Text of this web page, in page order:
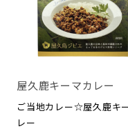
屋久鹿キーマカレー
ご当地カレー☆屋久鹿キ
レー